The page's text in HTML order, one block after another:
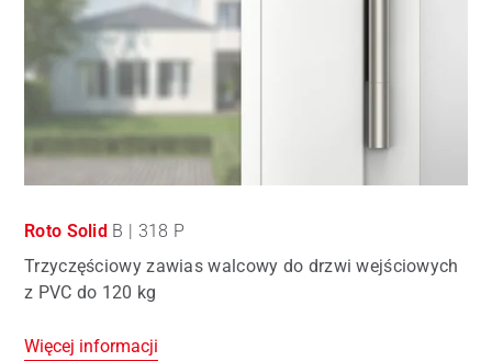
Roto Solid B | 318 P
Trzyczęściowy zawias walcowy do drzwi wejściowych
z PVC do 120 kg
Więcej informacji